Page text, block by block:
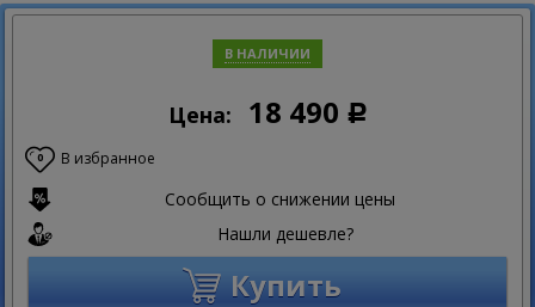
В НАЛИЧИИ
Цена: 18 490 Р
0 В избранное
Сообщить о снижении цены
Нашли дешевле?
Купить